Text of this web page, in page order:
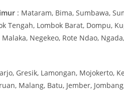
: Mataram, Bima, Sumbawa,
Tengah, Lombok Barat, Dompu,
Negekeo, Rote Ndao,
Gresik, Lamongan, Mojokerto,
Malang, Batu, Jember,